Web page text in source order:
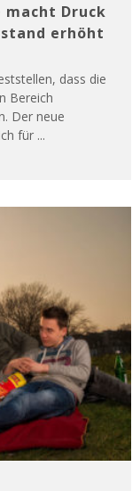
macht Druck
erhöht
dass die
Bereich
Der neue
für ...